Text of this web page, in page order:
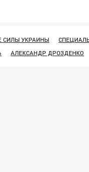
СИЛЫ УКРАИНЫ
АЛЕКСАНДР ДРОЗДЕНКО